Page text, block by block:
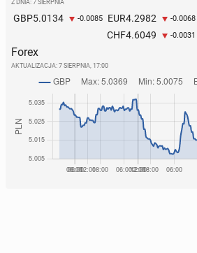
Z DNIA: 7 SIERPNIA
GBP5.0134 -0.0085 EUR4.2982 -0.0068
CHF4.6049 -0.0031
Forex
AKTUALIZACJA: 7 SIERPNIA, 17:00